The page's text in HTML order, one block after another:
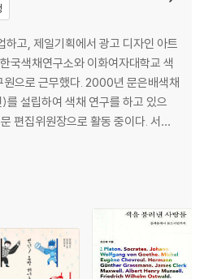
하고, 제일기획에서 광고 디자인 아트
국색채연구소와 이화여자대학교 색
으로 근무했다. 2000년 문은배색채
설립하여 색채 연구를 하고 있으
편집위원장으로 활동 중이다. 서울
, 한양대학교, 중앙대학교, 을지대학
, 한국열린사이버대학교, 청운대학
연구, 송전철탑의 색채와 형태 연